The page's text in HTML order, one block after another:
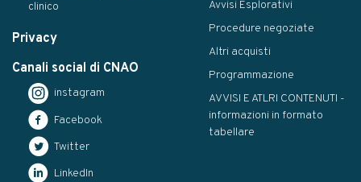
clinico
Privacy
Canali social di CNAO
instagram
Facebook
Twitter
LinkedIn
Avvisi Esplorativi
Procedure negoziate
Altri acquisti
Programmazione
AVVISI E ATLRI CONTENUTI -
informazioni in formato
tabellare